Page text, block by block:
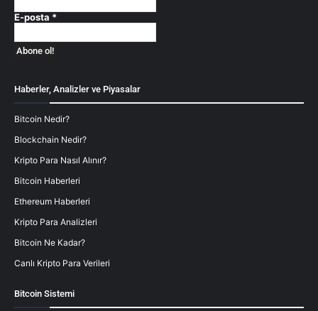
E-posta *
Haberler, Analizler ve Piyasalar
Bitcoin Nedir?
Blockchain Nedir?
Kripto Para Nasıl Alınır?
Bitcoin Haberleri
Ethereum Haberleri
Kripto Para Analizleri
Bitcoin Ne Kadar?
Canlı Kripto Para Verileri
Bitcoin Sistemi